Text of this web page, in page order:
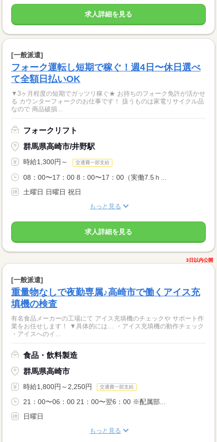
求人詳細を見る
[一般派遣]
フォーク運転し短期で稼ぐ！週4日〜休日選べ
て全額日払いOK
▼3ヶ月程度の短期でガッツリ稼ぐ★ お持ちのフォーク免許が活かせ
る カウンターフォークのお仕事です！ 扱うものは家電リサイクル品
なので 商品破損...
フォークリフト
群馬県高崎市/井野駅
時給1,300円～ 交通費一部支給
08：00〜17：00 8：00〜17：00（実働7.5ｈ...
土曜日 日曜日 祝日
もっと見る
求人詳細を見る
3日以内公開
[一般派遣]
重量物なしで夜勤専属♪高崎市で働くアイス充
填機の検査
有名食品メーカーの工場にて アイス充填機のチェックや サポート作
業をお任せします！ ▼具体的には… ・アイス充填機の動作チェック
・アイスへのイ...
食品・飲料製造
群馬県高崎市
時給1,800円～2,250円 交通費一部支給
21：00〜06：00 21：00〜翌6：00 ※配属部...
日曜日
もっと見る